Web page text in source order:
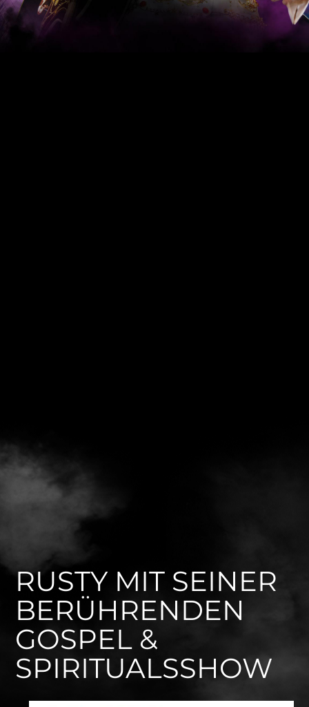
RUSTY MIT SEINER
BERÜHRENDEN
GOSPEL &
SPIRITUALSSHOW